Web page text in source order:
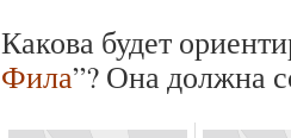
Какова будет
Фила”? Она должна